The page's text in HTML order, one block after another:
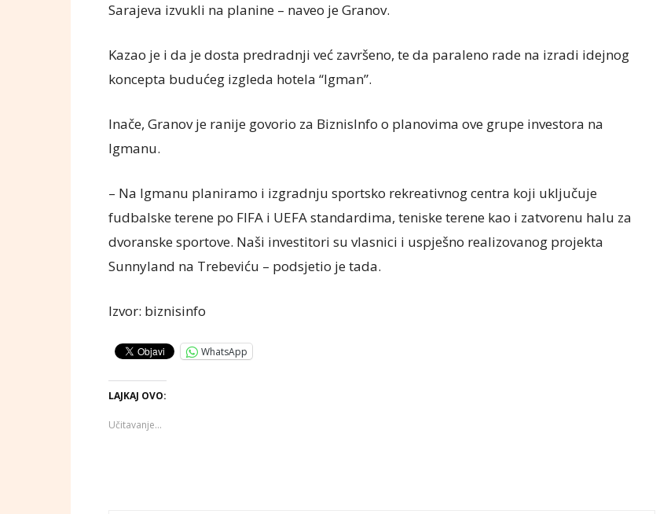
Sarajeva izvukli na planine – naveo je Granov.
Kazao je i da je dosta predradnji već završeno, te da paraleno rade na izradi idejnog
koncepta budućeg izgleda hotela “Igman”.
Inače, Granov je ranije govorio za BiznisInfo o planovima ove grupe investora na
Igmanu.
– Na Igmanu planiramo i izgradnju sportsko rekreativnog centra koji uključuje
fudbalske terene po FIFA i UEFA standardima, teniske terene kao i zatvorenu halu za
dvoranske sportove. Naši investitori su vlasnici i uspješno realizovanog projekta
Sunnyland na Trebeviću – podsjetio je tada.
Izvor: biznisinfo
WhatsApp
LAJKAJ OVO:
Učitavanje...